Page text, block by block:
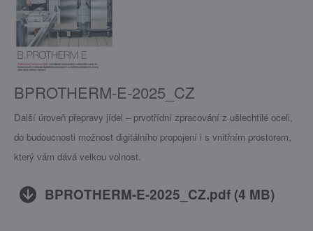
BPROTHERM-E-2025_CZ
Další úroveň přepravy jídel – prvotřídní zpracování z ušlechtilé oceli,
do budoucnosti možnost digitálního propojení i s vnitřním prostorem,
který vám dává velkou volnost.
BPROTHERM-E-2025_CZ.pdf (4 MB)